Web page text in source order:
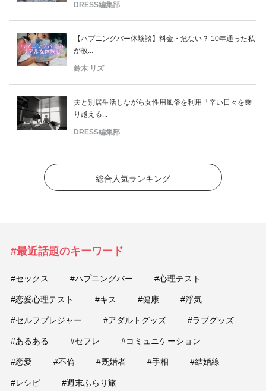
DRESS編集部
【ハプニングバー体験談】料金・危ない？ 10年通った私
が教...
鈴木 リズ
夫と別居生活しながら女性用風俗を利用「辛い日々を乗
り越える...
DRESS編集部
総合人気ランキング
#最近話題のキーワード
#セックス #ハプニングバー #心理テスト
#恋愛心理テスト #キス #健康 #浮気
#セルフプレジャー #アダルトグッズ #ラブグッズ
#あるある #セフレ #コミュニケーション
#恋愛 #不倫 #既婚者 #手相 #結婚線
#レシピ #週末ふらり旅